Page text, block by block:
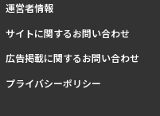
運営者情報
サイトに関するお問い合わせ
広告掲載に関するお問い合わせ
プライバシーポリシー